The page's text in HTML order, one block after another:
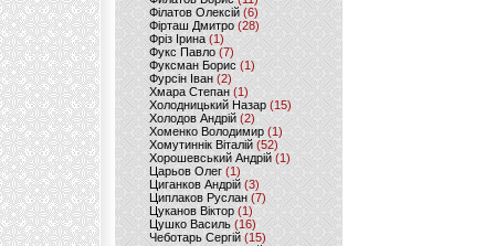
Філатов Олексій (6)
Фірташ Дмитро (28)
Фріз Ірина (1)
Фукс Павло (7)
Фуксман Борис (1)
Фурсін Іван (2)
Хмара Степан(1)
Холодницький Назар(15)
Холодов Андрій (2)
Хоменко Володимир (1)
Хомутиннік Віталій (52)
Хорошевський Андрій (1)
Царьов Олег (1)
Циганков Андрій (3)
Циплаков Руслан(7)
Цуканов Віктор (1)
Цушко Василь (16)
Чеботарь Сергій (15)